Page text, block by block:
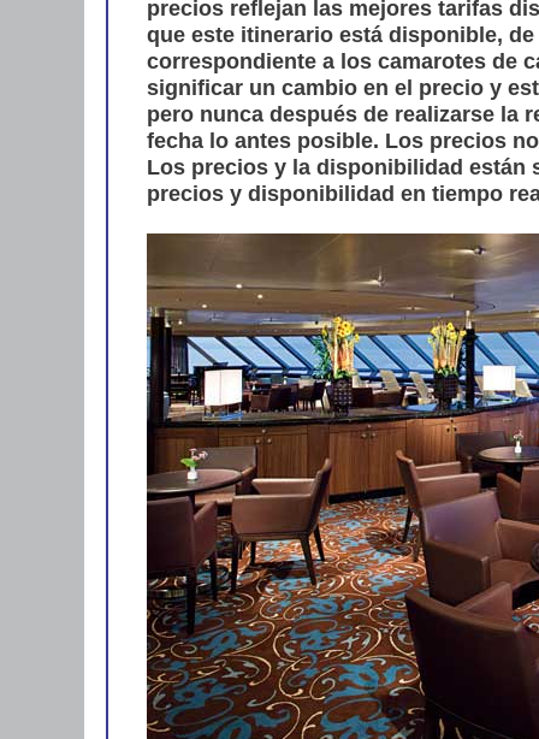
precios reflejan las mejores tarifas
que este itinerario está disponible,
correspondiente a los camarotes de
significar un cambio en el precio y
pero nunca después de realizarse la
fecha lo antes posible. Los precios
Los precios y la disponibilidad están
precios y disponibilidad en tiempo